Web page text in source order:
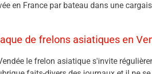
en France par bateau dans une
de frelons asiatiques en
le frelon asiatique s'invite